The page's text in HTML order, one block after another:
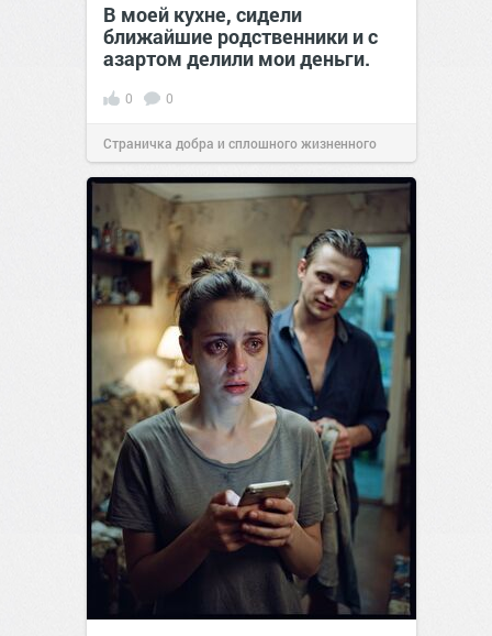
В моей кухне, сидели
ближайшие родственники и с
азартом делили мои деньги.
0 0
Страничка добра и сплошного жизненного
позитива!00:2907 авг 2026